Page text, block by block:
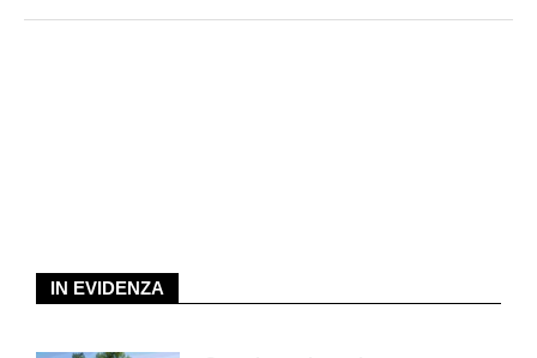
raccolta di poesie dell’americano Edgar Lee Masters che dava
IN EVIDENZA